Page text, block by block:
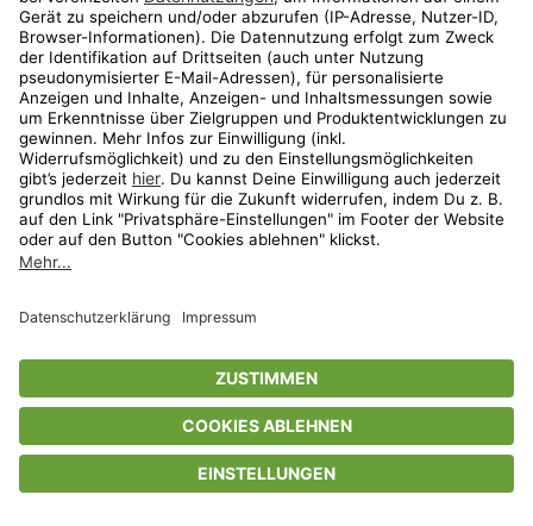
Privatsphäre-EinstellungenAGBDatenschutzCompliance
GeschenkgutscheinbedingungenImpressumHelp Center